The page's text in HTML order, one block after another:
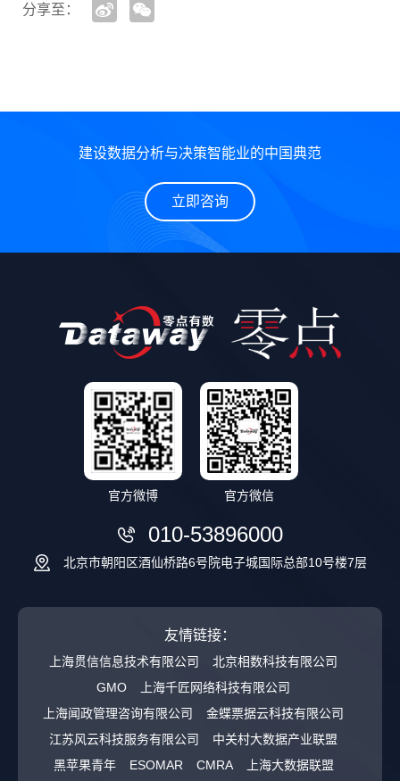
分享至：
建设数据分析与决策智能业的中国典范
立即咨询
官方微博 官方微信
010-53896000
北京市朝阳区酒仙桥路6号院电子城国际总部10号楼7层
友情链接：
上海贯信信息技术有限公司
北京相数科技有限公司
GMO
上海千匠网络科技有限公司
上海闻政管理咨询有限公司
金蝶票据云科技有限公司
江苏风云科技服务有限公司
中关村大数据产业联盟
黑苹果青年
ESOMAR CMRA 上海大数据联盟